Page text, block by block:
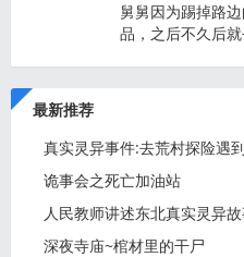
舅舅因为踢掉路
品，之后不久后
最新推荐
真实灵异事件:去荒村探险遇
诡事会之死亡加油站
人民教师讲述东北真实灵异
深夜寺庙~棺材里的干尸